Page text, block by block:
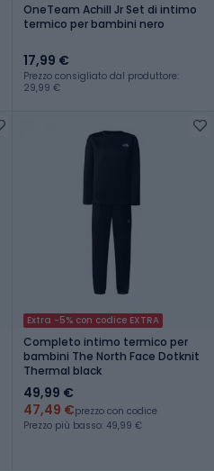
OneTeam Achill Jr Set di intimo
termico per bambini nero
17,99 €
Prezzo consigliato dal produttore:
29,99 €
Extra -5% con codice EXTRA
Completo intimo termico per
bambini The North Face Dotknit
Thermal black
49,99 €
47,49 €prezzo con codice
Prezzo più basso: 49,99 €